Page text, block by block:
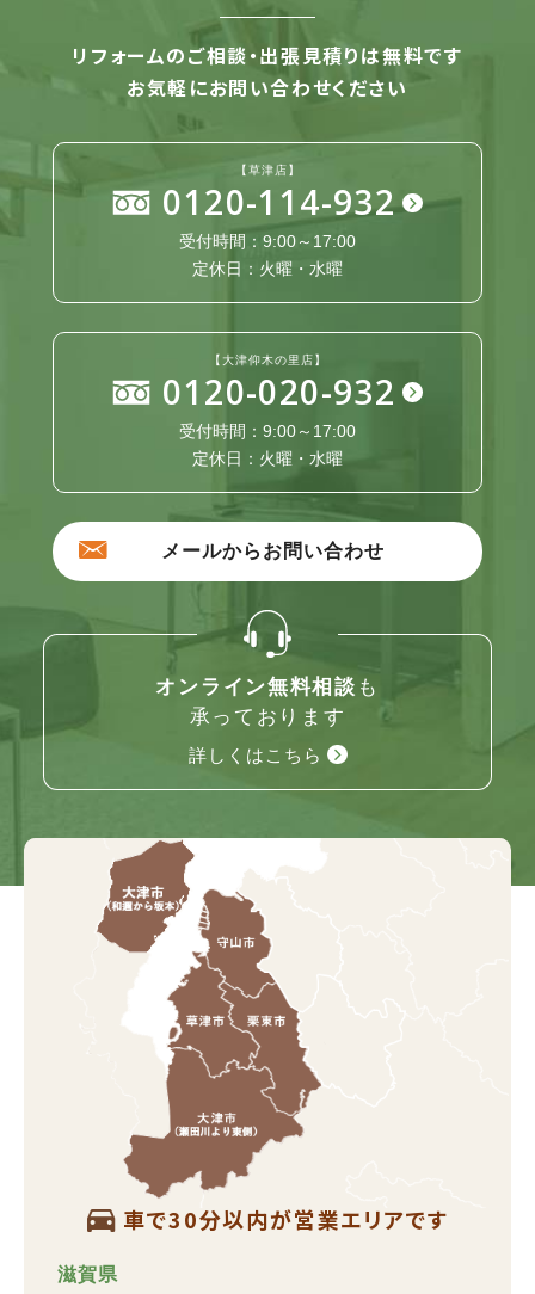
リフォームのご相談・出張見積りは無料です
お気軽にお問い合わせください
【草津店】
0120-114-932
受付時間：9:00～17:00
定休日：火曜・水曜
【大津仰木の里店】
0120-020-932
受付時間：9:00～17:00
定休日：火曜・水曜
メールからお問い合わせ
オンライン無料相談 も
承っております
詳しくはこちら
車で30分以内が営業エリアです
滋賀県